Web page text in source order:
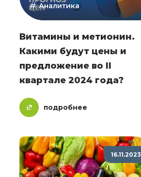
Аналитика
Витамины и метионин.
Какими будут цены и
предложение во II
квартале 2024 года?
подробнее
16.11.2023